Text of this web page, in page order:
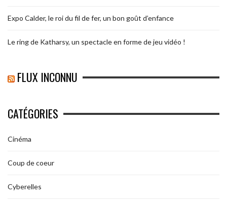
Expo Calder, le roi du fil de fer, un bon goût d’enfance
Le ring de Katharsy, un spectacle en forme de jeu vidéo !
FLUX INCONNU
CATÉGORIES
Cinéma
Coup de coeur
Cyberelles